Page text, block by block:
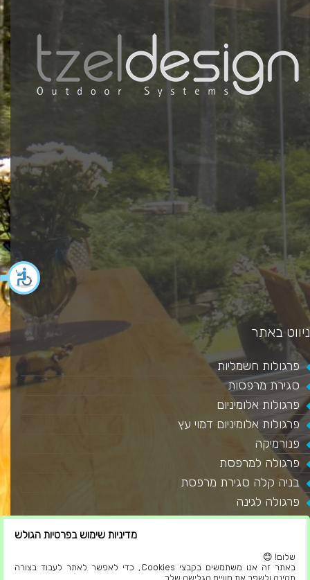
ניווט באתר
פרגולות חשמליות
סגירת מרפסות
פרגולות אלומיניום
פרגולות אלומיניום דמוי עץ
פנורמיקה
פרגולה למרפסת
בניה קלה סגירת מרפסת
פרגולה לגינה
סגירת מרפסת שמש
מאמרים
מדיניות שימוש בפרטיות הגולש
שלום! 😊
באתר זה אנו משתמשים בקבצי Cookies, כדי לאפשר לאתר לעבוד בצורה
תקינה ולשפר את חוויית הגלישה שלך.